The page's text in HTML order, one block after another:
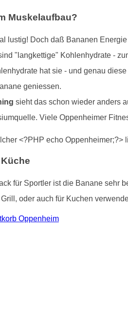
Muskelaufbau?
lustig! Doch daß Bananen
"langkettige" Kohlenhydrate -
hat sie - und genau
geniessen.
sieht das schon wieder anders
Viele Oppenheimer
für Sportler ist die Banane sehr
oder auch für Kuchen
Oppenheim